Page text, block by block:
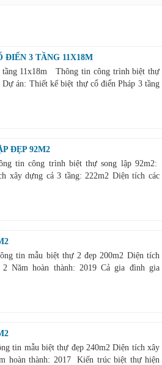
ĐIỂN 3 TẦNG 11X18M
tầng 11x18m Thông tin công trình biệt thự
Dự án: Thiết kế biệt thự cổ điển Pháp 3 tầng
ĐẸP 92M2
tin công trình biệt thự song lập 92m2:
xây dựng cả 3 tầng: 222m2 Diện tích các
tin mẫu biệt thự 2 đẹp 200m2 Diện tích
Năm hoàn thành: 2019 Cả gia đình gia
tin mẫu biệt thự đẹp 240m2 Diện tích xây
hoàn thành: 2017 ​ Kiến trúc biệt thự hiện